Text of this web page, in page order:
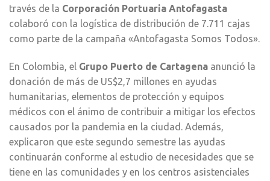
través de la Corporación Portuaria Antofagasta
colaboró con la logística de distribución de 7.711 cajas
como parte de la campaña «Antofagasta Somos Todos».
En Colombia, el Grupo Puerto de Cartagena anunció la
donación de más de US$2,7 millones en ayudas
humanitarias, elementos de protección y equipos
médicos con el ánimo de contribuir a mitigar los efectos
causados por la pandemia en la ciudad. Además,
explicaron que este segundo semestre las ayudas
continuarán conforme al estudio de necesidades que se
tiene en las comunidades y en los centros asistenciales